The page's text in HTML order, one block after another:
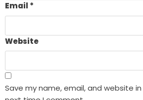
Email *
Website
Save my name, email, and website